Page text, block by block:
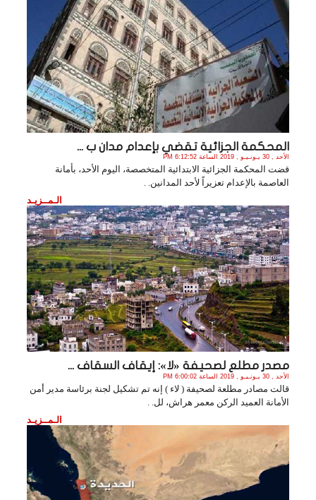
المحكمة الجزائية تقضي بإعدام مدان ب ...
الأحد , 30 يـونـيـو , 2019 الساعة 6:12:52 PM
قضت المحكمة الجزائية الابتدائية المتخصصة، اليوم الأحد، بأمانة
العاصمة بالإعدام تعزيراً لأحد المدانين. .
الـمــزيـد
مصدر مطلع لصحيفة «لا»: إيقاف السقاف ...
الأحد , 30 يـونـيـو , 2019 الساعة 6:00:02 PM
قالت مصادر مطلعة لصحيفة ( لاء ) إنه تم تشكيل لجنة برئاسة مدير أمن
الأمانة العميد الركن معمر هراش، لل. .
الـمــزيـد